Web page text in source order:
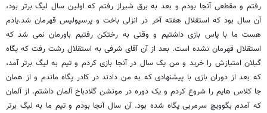
رفتم و مقطعی آنجا بودم و بعد به برق شیراز رفتم که اولین سال لیگ برتر بود،
آن سال بود که استقلال هفته آخر در انزلی باخت و پرسپولیس قهرمان شد.یادم
هست ما با پاس بازی داشتیم و وقتی به رختکن رفتیم باورمان نمی شد که
استقلال قهرمان نشده است. بعد از آن آقای شرفی به استقلال رشت رفت که پگاه
گیلان امتیازش را خرید و من یک سال در آنجا بازی کردم و تیم به لیگ برتر آمد،
که بعد از دوران بازی با پیشنهادی که به من دادند در کادر پگاه ماندم و از همان
جا کلاس هایم را شروع کردم و یک دوره در مونشن گلادباخ آلمان داشتم. از آلمان
که آمدم بگوویچ سرمربی پگاه شده بود. آن سال آنجا بودم و تیم ما به لیگ برتر